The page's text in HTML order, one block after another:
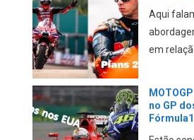
Aqui
em
no GP
Fórmula1